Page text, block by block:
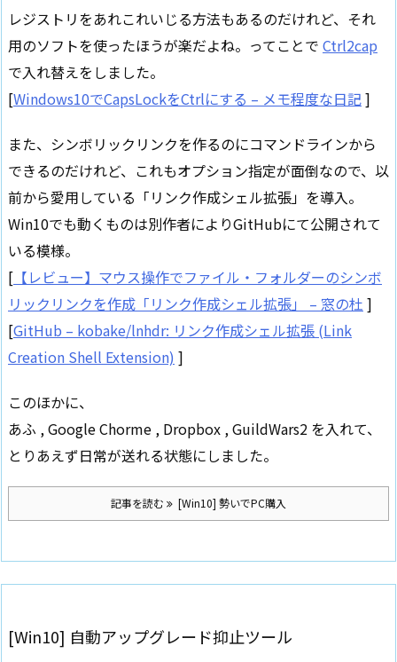
レジストリをあれこれいじる方法もあるのだけれど、それ
用のソフトを使ったほうが楽だよね。ってことで Ctrl2cap
で入れ替えをしました。
[Windows10でCapsLockをCtrlにする – メモ程度な日記]
また、シンボリックリンクを作るのにコマンドラインから
できるのだけれど、これもオプション指定が面倒なので、以
前から愛用している「リンク作成シェル拡張」を導入。
Win10でも動くものは別作者によりGitHubにて公開されて
いる模様。
[ 【レビュー】マウス操作でファイル・フォルダーのシンボ
リックリンクを作成「リンク作成シェル拡張」 – 窓の杜 ]
[GitHub – kobake/lnhdr: リンク作成シェル拡張 (Link
Creation Shell Extension) ]
このほかに、
あふ , Google Chorme , Dropbox , GuildWars2 を入れて、
とりあえず日常が送れる状態にしました。
記事を読む [Win10] 勢いでPC購入
[Win10] 自動アップグレード抑止ツール